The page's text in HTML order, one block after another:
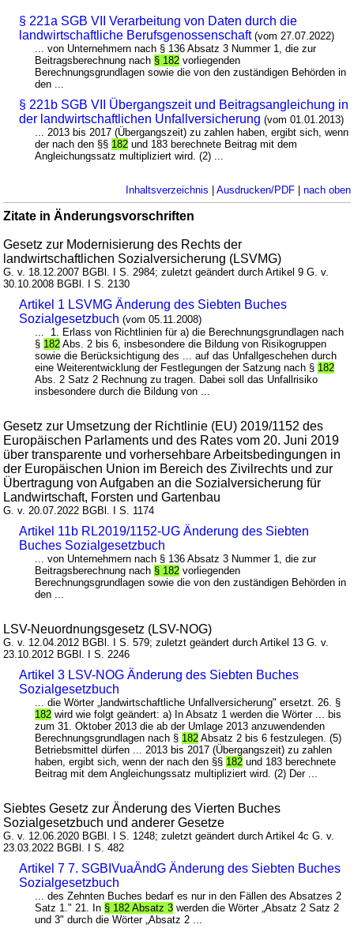
§ 221a SGB VII Verarbeitung von Daten durch die
landwirtschaftliche Berufsgenossenschaft (vom 27.07.2022)
... von Unternehmern nach § 136 Absatz 3 Nummer 1, die zur
Beitragsberechnung nach § 182 vorliegenden
Berechnungsgrundlagen sowie die von den zuständigen Behörden in
den ...
§ 221b SGB VII Übergangszeit und Beitragsangleichung in
der landwirtschaftlichen Unfallversicherung (vom 01.01.2013)
... 2013 bis 2017 (Übergangszeit) zu zahlen haben, ergibt sich, wenn
der nach den §§ 182 und 183 berechnete Beitrag mit dem
Angleichungssatz multipliziert wird. (2) ...
Inhaltsverzeichnis | Ausdrucken/PDF| nach oben
Zitate in Änderungsvorschriften
Gesetz zur Modernisierung des Rechts der
landwirtschaftlichen Sozialversicherung (LSVMG)
G. v. 18.12.2007 BGBl. I S. 2984; zuletzt geändert durch Artikel 9 G. v.
30.10.2008 BGBl. I S. 2130
Artikel 1 LSVMG Änderung des Siebten Buches
Sozialgesetzbuch (vom 05.11.2008)
... 1. Erlass von Richtlinien für a) die Berechnungsgrundlagen nach
§ 182 Abs. 2 bis 6, insbesondere die Bildung von Risikogruppen
sowie die Berücksichtigung des ... auf das Unfallgeschehen durch
eine Weiterentwicklung der Festlegungen der Satzung nach § 182
Abs. 2 Satz 2 Rechnung zu tragen. Dabei soll das Unfallrisiko
insbesondere durch die Bildung von ...
Gesetz zur Umsetzung der Richtlinie (EU) 2019/1152 des
Europäischen Parlaments und des Rates vom 20. Juni 2019
über transparente und vorhersehbare Arbeitsbedingungen in
der Europäischen Union im Bereich des Zivilrechts und zur
Übertragung von Aufgaben an die Sozialversicherung für
Landwirtschaft, Forsten und Gartenbau
G. v. 20.07.2022 BGBl. I S. 1174
Artikel 11b RL2019/1152-UG Änderung des Siebten
Buches Sozialgesetzbuch
... von Unternehmern nach § 136 Absatz 3 Nummer 1, die zur
Beitragsberechnung nach § 182 vorliegenden
Berechnungsgrundlagen sowie die von den zuständigen Behörden in
den ...
LSV-Neuordnungsgesetz (LSV-NOG)
G. v. 12.04.2012 BGBl. I S. 579; zuletzt geändert durch Artikel 13 G. v.
23.10.2012 BGBl. I S. 2246
Artikel 3 LSV-NOG Änderung des Siebten Buches
Sozialgesetzbuch
... die Wörter „landwirtschaftliche Unfallversicherung" ersetzt. 26. §
182 wird wie folgt geändert: a) In Absatz 1 werden die Wörter ... bis
zum 31. Oktober 2013 die ab der Umlage 2013 anzuwendenden
Berechnungsgrundlagen nach § 182 Absatz 2 bis 6 festzulegen. (5)
Betriebsmittel dürfen ... 2013 bis 2017 (Übergangszeit) zu zahlen
haben, ergibt sich, wenn der nach den §§ 182 und 183 berechnete
Beitrag mit dem Angleichungssatz multipliziert wird. (2) Der ...
Siebtes Gesetz zur Änderung des Vierten Buches
Sozialgesetzbuch und anderer Gesetze
G. v. 12.06.2020 BGBl. I S. 1248; zuletzt geändert durch Artikel 4c G. v.
23.03.2022 BGBl. I S. 482
Artikel 7 7. SGBIVuaÄndG Änderung des Siebten Buches
Sozialgesetzbuch
... des Zehnten Buches bedarf es nur in den Fällen des Absatzes 2
Satz 1." 21. In § 182 Absatz 3 werden die Wörter „Absatz 2 Satz 2
und 3" durch die Wörter „Absatz 2 ...